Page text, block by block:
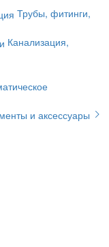
Трубы, фитинги,
Канализация,
и аксессуары